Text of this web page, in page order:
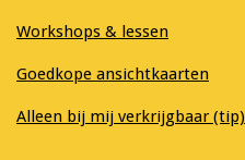
Workshops & lessen
Goedkope ansichtkaarten
Alleen bij mij verkrijgbaar (tip)